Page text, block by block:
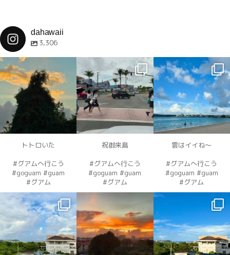
dahawaii
3,306
トトロいた
#グアムへ行こう
#goguam #guam
#グアム
dahawaii
12月 4
祝御来島
#グアムへ行こう
#goguam #guam
#グアム
dahawaii
12月 4
雲はイイね〜
#グアムへ行こう
#goguam #guam
#グアム
dahawaii